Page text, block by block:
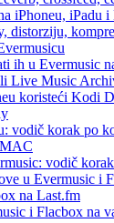
iPhoneu, iPadu i
ih u Evermusic
Live Music
koristeći Kodi
vodič korak po
vodič
u Evermusic i
na Last.fm
i Flacbox na